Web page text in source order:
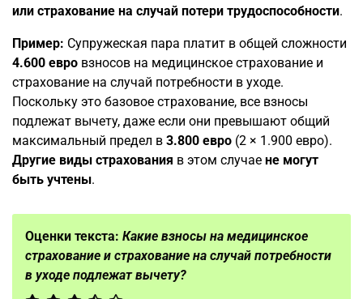
или страхование на случай потери трудоспособности.
Пример: Супружеская пара платит в общей сложности
4.600 евро взносов на медицинское страхование и
страхование на случай потребности в уходе.
Поскольку это базовое страхование, все взносы
подлежат вычету, даже если они превышают общий
максимальный предел в 3.800 евро (2 × 1.900 евро).
Другие виды страхования в этом случае не могут
быть учтены.
Оценки текста: Какие взносы на медицинское
страхование и страхование на случай потребности
в уходе подлежат вычету?